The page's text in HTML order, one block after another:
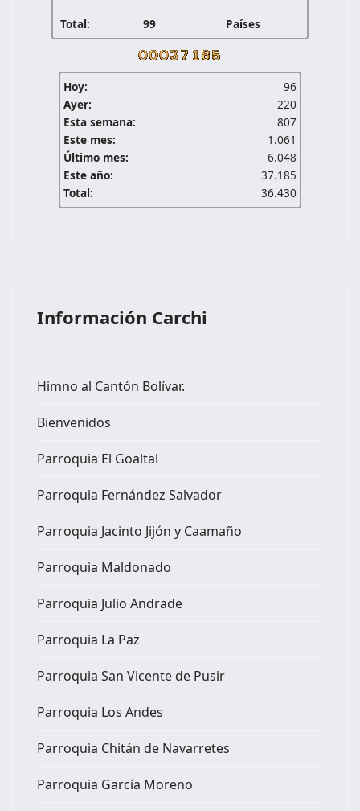
Total: 99 Países
Hoy:
96
Ayer:
220
Esta semana:
807
Este mes:
1.061
Último mes:
6.048
Este año:
37.185
Total:
36.430
Información Carchi
Himno al Cantón Bolívar.
Bienvenidos
Parroquia El Goaltal
Parroquia Fernández Salvador
Parroquia Jacinto Jijón y Caamaño
Parroquia Maldonado
Parroquia Julio Andrade
Parroquia La Paz
Parroquia San Vicente de Pusir
Parroquia Los Andes
Parroquia Chitán de Navarretes
Parroquia García Moreno